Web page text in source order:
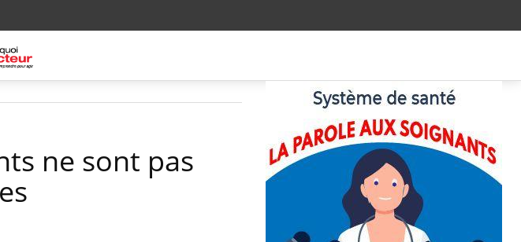
ne sont pas